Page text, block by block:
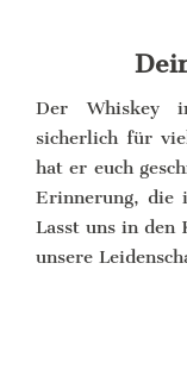
Der Whiskey
sicherlich für
hat er euch
Erinnerung, die
Lasst uns in den
unsere